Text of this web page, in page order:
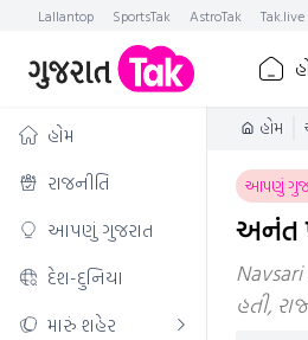
Lallantop SportsTak AstroTak Tak.live
હોમ
રાજનીતિ
આપણું ગુજરાત
દેશ-દુનિયા
મારું શહેર
હોમ
આપણું
અનંત
હતી,